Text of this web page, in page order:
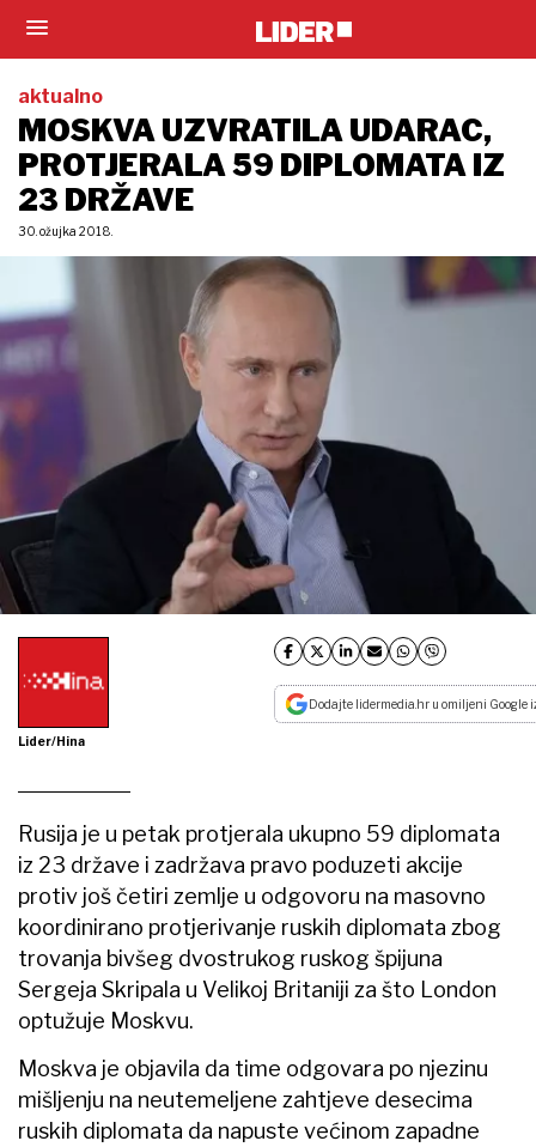
aktualno
MOSKVA UZVRATILA UDARAC,
PROTJERALA 59 DIPLOMATA IZ
23 DRŽAVE
30. ožujka 2018.
Lider/Hina
Dodajte lidermedia.hr u omiljeni Google
Rusija je u petak protjerala ukupno 59 diplomata
iz 23 države i zadržava pravo poduzeti akcije
protiv još četiri zemlje u odgovoru na masovno
koordinirano protjerivanje ruskih diplomata zbog
trovanja bivšeg dvostrukog ruskog špijuna
Sergeja Skripala u Velikoj Britaniji za što London
optužuje Moskvu.
Moskva je objavila da time odgovara po njezinu
mišljenju na neutemeljene zahtjeve desecima
ruskih diplomata da napuste većinom zapadne